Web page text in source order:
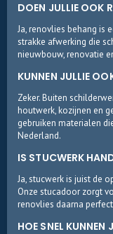
DOEN JULLIE OOK
Ja, renovlies behang is
strakke afwerking die
nieuwbouw, renovatie
KUNNEN JULLIE
Zeker. Buiten
houtwerk, kozijnen en
gebruiken materialen
Nederland.
IS STUCWERK
Ja, stucwerk is juist de
Onze stucadoor zorgt
renovlies daarna
HOE SNEL KUNNEN